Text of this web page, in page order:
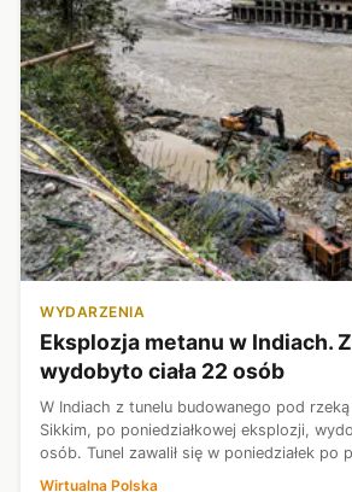
WYDARZENIA
Eksplozja metanu w Indiach.
wydobyto ciała 22 osób
W Indiach z tunelu budowanego pod
Sikkim, po poniedziałkowej eksplozji,
osób. Tunel zawalił się w poniedziałek po
Wirtualna Polska